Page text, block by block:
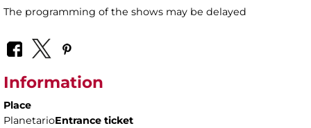
The programming of the shows may be delayed
Information
Place
PlanetarioEntrance ticket